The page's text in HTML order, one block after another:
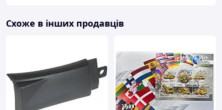
Схоже в інших продавців